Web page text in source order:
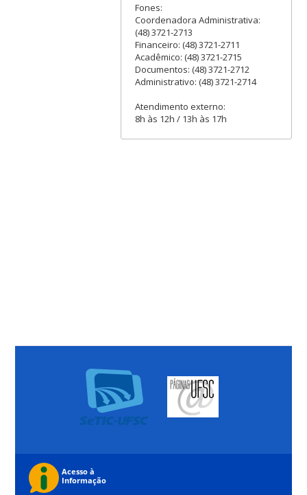
Fones:
Coordenadora Administrativa:
(48) 3721-2713
Financeiro: (48) 3721-2711
Acadêmico: (48) 3721-2715
Documentos: (48) 3721-2712
Administrativo: (48) 3721-2714
Atendimento externo:
8h às 12h / 13h às 17h